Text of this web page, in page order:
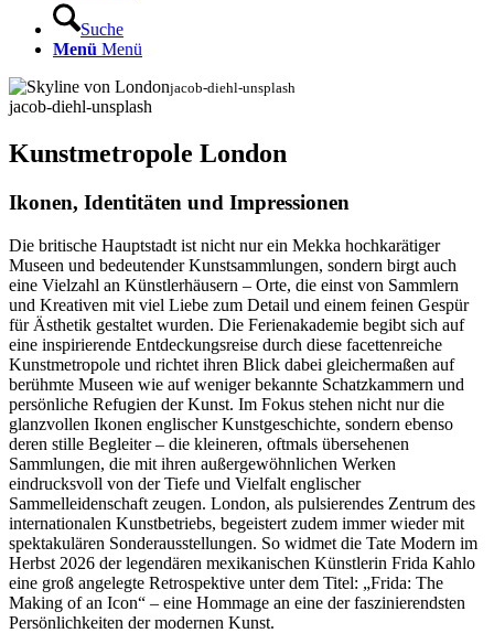
Suche
Menü Menü
jacob-diehl-unsplash
jacob-diehl-unsplash
Kunstmetropole London
Ikonen, Identitäten und Impressionen
Die britische Hauptstadt ist nicht nur ein Mekka hochkarätiger
Museen und bedeutender Kunstsammlungen, sondern birgt auch
eine Vielzahl an Künstlerhäusern – Orte, die einst von Sammlern
und Kreativen mit viel Liebe zum Detail und einem feinen Gespür
für Ästhetik gestaltet wurden. Die Ferienakademie begibt sich auf
eine inspirierende Entdeckungsreise durch diese facettenreiche
Kunstmetropole und richtet ihren Blick dabei gleichermaßen auf
berühmte Museen wie auf weniger bekannte Schatzkammern und
persönliche Refugien der Kunst. Im Fokus stehen nicht nur die
glanzvollen Ikonen englischer Kunstgeschichte, sondern ebenso
deren stille Begleiter – die kleineren, oftmals übersehenen
Sammlungen, die mit ihren außergewöhnlichen Werken
eindrucksvoll von der Tiefe und Vielfalt englischer
Sammelleidenschaft zeugen. London, als pulsierendes Zentrum des
internationalen Kunstbetriebs, begeistert zudem immer wieder mit
spektakulären Sonderausstellungen. So widmet die Tate Modern im
Herbst 2026 der legendären mexikanischen Künstlerin Frida Kahlo
eine groß angelegte Retrospektive unter dem Titel: „Frida: The
Making of an Icon“ – eine Hommage an eine der faszinierendsten
Persönlichkeiten der modernen Kunst.